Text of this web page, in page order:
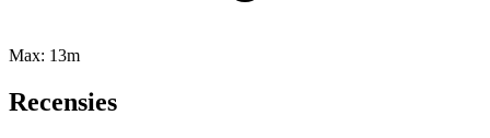
Max: 13m
Recensies